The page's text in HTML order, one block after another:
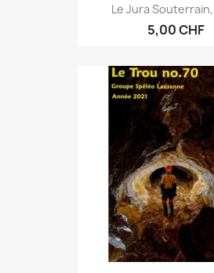
Le Jura Souterrain,
5,00 CHF